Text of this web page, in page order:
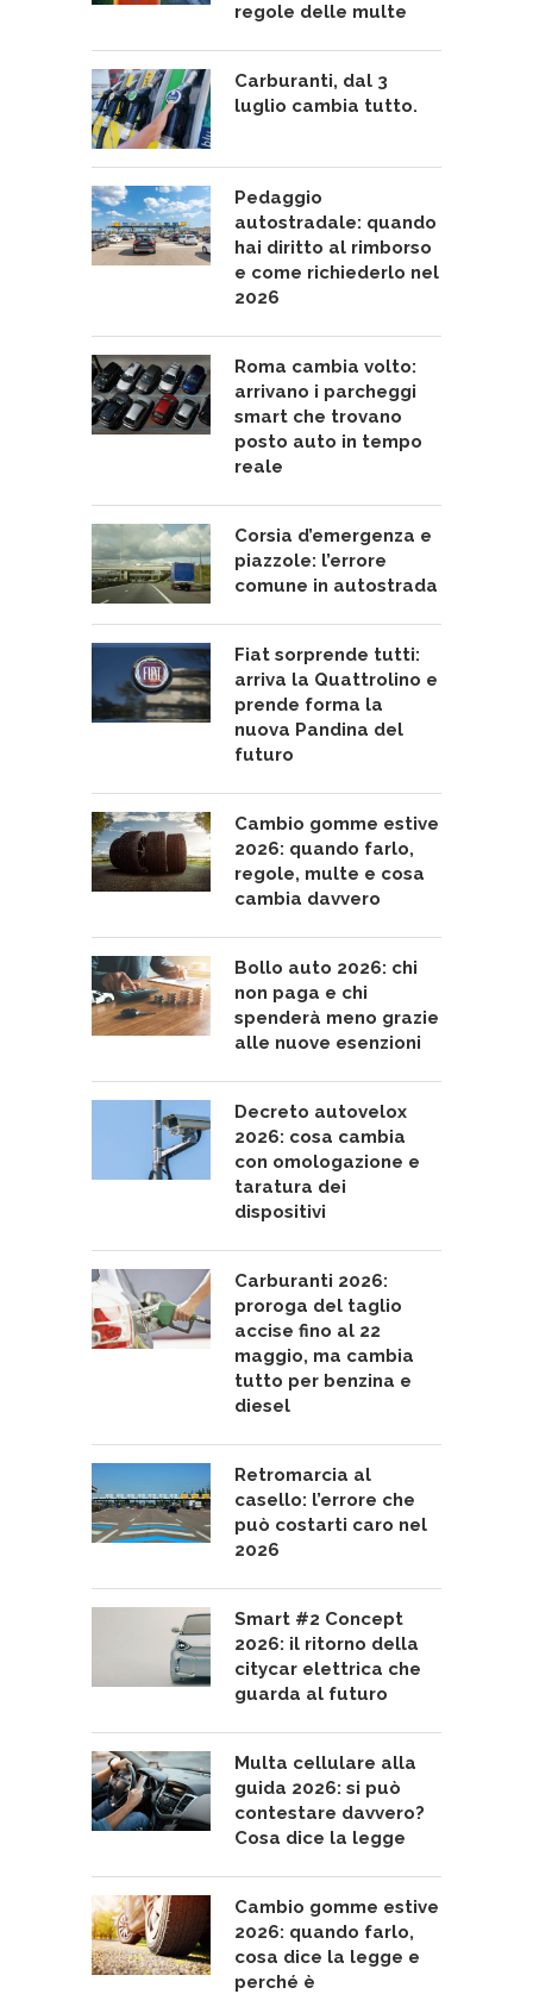
regole delle multe
Carburanti, dal 3
luglio cambia tutto.
Pedaggio
autostradale: quando
hai diritto al rimborso
e come richiederlo nel
2026
Roma cambia volto:
arrivano i parcheggi
smart che trovano
posto auto in tempo
reale
Corsia d’emergenza e
piazzole: l’errore
comune in autostrada
Fiat sorprende tutti:
arriva la Quattrolino e
prende forma la
nuova Pandina del
futuro
Cambio gomme estive
2026: quando farlo,
regole, multe e cosa
cambia davvero
Bollo auto 2026: chi
non paga e chi
spenderà meno grazie
alle nuove esenzioni
Decreto autovelox
2026: cosa cambia
con omologazione e
taratura dei
dispositivi
Carburanti 2026:
proroga del taglio
accise fino al 22
maggio, ma cambia
tutto per benzina e
diesel
Retromarcia al
casello: l’errore che
può costarti caro nel
2026
Smart #2 Concept
2026: il ritorno della
citycar elettrica che
guarda al futuro
Multa cellulare alla
guida 2026: si può
contestare davvero?
Cosa dice la legge
Cambio gomme estive
2026: quando farlo,
cosa dice la legge e
perché è